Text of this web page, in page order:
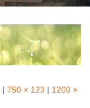
| 750 × 123 | 1200 ×